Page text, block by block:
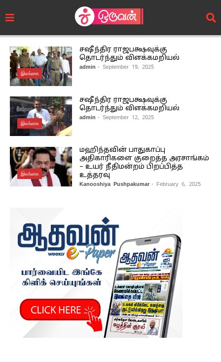
இலங்கை
சஷீந்திர ராஜபக்ஷவுக்கு
தொடர்ந்தும் விளக்கமறியல்
admin - September 19, 2025
இலங்கை
சஷீந்திர ராஜபக்ஷவுக்கு
தொடர்ந்தும் விளக்கமறியல்
admin - September 12, 2025
இலங்கை
மஹிந்தவின் பாதுகாப்பு
அதிகாரிகளை குறைத்த அரசாங்கம்
– உயர் நீதிமன்றம் பிறப்பித்த
உத்தரவு
Kanooshiya Pushpakumar - February 6, 2025